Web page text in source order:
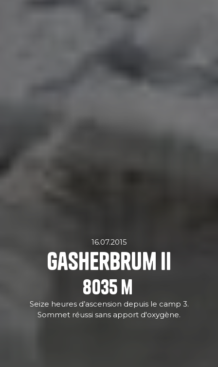
16.07.2015
Gasherbrum II
8035m
Seize heures d’ascension depuis le camp 3.
Sommet réussi sans apport d'oxygène.